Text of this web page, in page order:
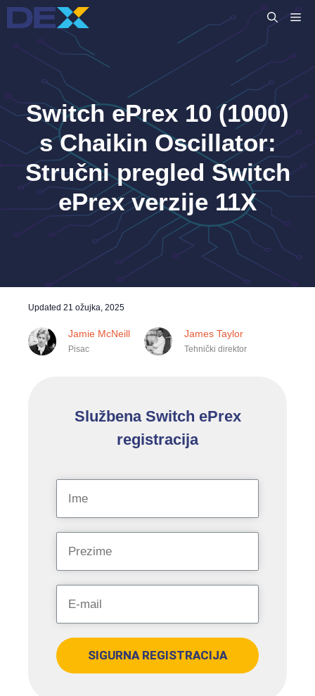
Preskoči
na
sadržaj
Switch ePrex 10 (1000)
s Chaikin Oscillator:
Stručni pregled Switch
ePrex verzije 11X
Updated 21 ožujka, 2025
Jamie McNeill
Pisac
James Taylor
Tehnički direktor
Službena Switch ePrex
registracija
SIGURNA REGISTRACIJA